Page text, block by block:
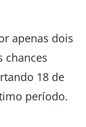
apenas dois
chances
18 de
período.